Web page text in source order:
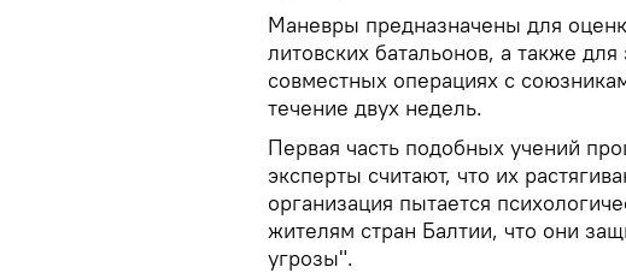
Маневры предназначены для
литовских батальонов, а также
совместных операциях с
течение двух недель.
Первая часть подобных учений
эксперты считают, что их
организация пытается
жителям стран Балтии, что они
угрозы".